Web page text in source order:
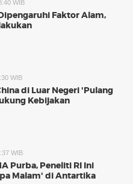
WIB
Faktor Alam,
WIB
di Luar Negeri 'Pulang
Kebijakan
WIB
Purba, Peneliti RI Ini
Malam' di Antartika